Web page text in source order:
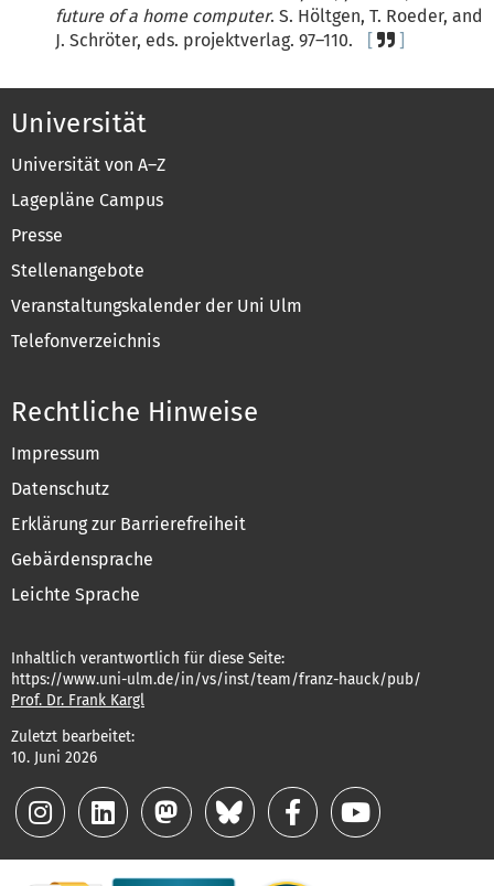
future of a home computer. S. Höltgen, T. Roeder, and
J. Schröter, eds. projektverlag. 97–110.
Universität
Universität von A–Z
Lagepläne Campus
Presse
Stellenangebote
Veranstaltungskalender der Uni Ulm
Telefonverzeichnis
Rechtliche Hinweise
Impressum
Datenschutz
Erklärung zur Barrierefreiheit
Gebärdensprache
Leichte Sprache
Inhaltlich verantwortlich für diese Seite:
https://www.uni-ulm.de/in/vs/inst/team/franz-hauck/pub/
Prof. Dr. Frank Kargl
Zuletzt bearbeitet:
10. Juni 2026